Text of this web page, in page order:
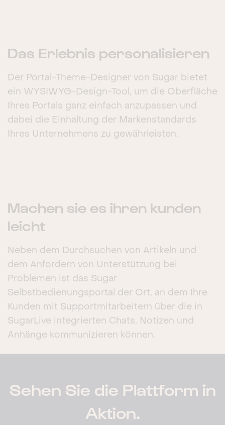
Das Erlebnis personalisieren
Der Portal-Theme-Designer von Sugar bietet
ein WYSIWYG-Design-Tool, um die Oberfläche
Ihres Portals ganz einfach anzupassen und
dabei die Einhaltung der Markenstandards
Ihres Unternehmens zu gewährleisten.
Machen sie es ihren kunden
leicht
Neben dem Durchsuchen von Artikeln und
dem Anfordern von Unterstützung bei
Problemen ist das Sugar
Selbstbedienungsportal der Ort, an dem Ihre
Kunden mit Supportmitarbeitern über die in
SugarLive integrierten Chats, Notizen und
Anhänge kommunizieren können.
Sehen Sie die Plattform in
Aktion.